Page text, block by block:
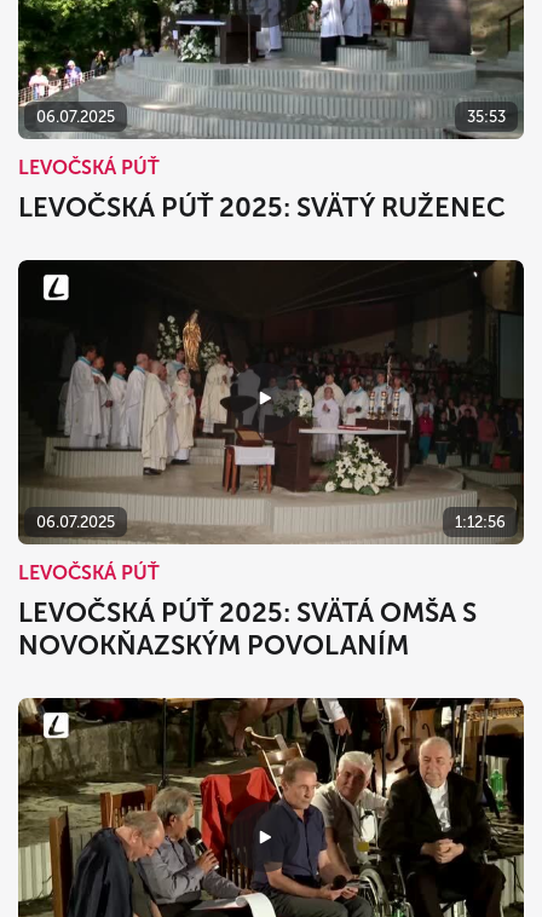
06.07.2025 35:53
LEVOČSKÁ PÚŤ
LEVOČSKÁ PÚŤ 2025: SVÄTÝ RUŽENEC
06.07.2025 1:12:56
LEVOČSKÁ PÚŤ
LEVOČSKÁ PÚŤ 2025: SVÄTÁ OMŠA S
NOVOKŇAZSKÝM POVOLANÍM